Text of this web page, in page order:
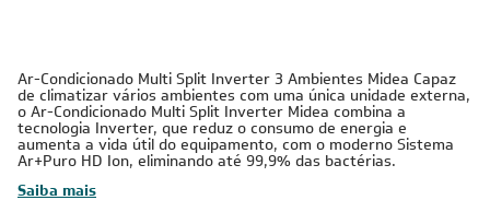
Ar-Condicionado Multi Split Inverter 3 Ambientes Midea Capaz
de climatizar vários ambientes com uma única unidade externa,
o Ar-Condicionado Multi Split Inverter Midea combina a
tecnologia Inverter, que reduz o consumo de energia e
aumenta a vida útil do equipamento, com o moderno Sistema
Ar+Puro HD Ion, eliminando até 99,9% das bactérias.
Saiba mais